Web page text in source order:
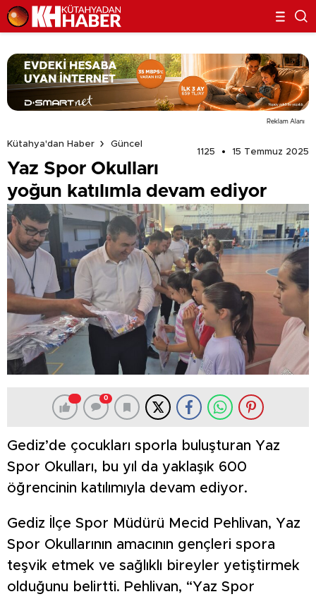
Reklam Alanı
Kütahya'dan Haber
Güncel
1125
15 Temmuz 2025
Yaz Spor Okulları
yoğun katılımla devam ediyor
0
Gediz’de çocukları sporla buluşturan Yaz
Spor Okulları, bu yıl da yaklaşık 600
öğrencinin katılımıyla devam ediyor.
Gediz İlçe Spor Müdürü Mecid Pehlivan, Yaz
Spor Okullarının amacının gençleri spora
teşvik etmek ve sağlıklı bireyler yetiştirmek
olduğunu belirtti. Pehlivan, “Yaz Spor